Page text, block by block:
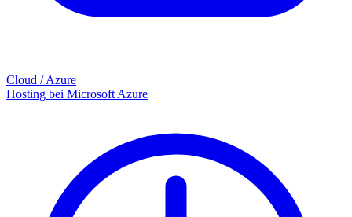
Cloud / Azure
Hosting bei Microsoft Azure